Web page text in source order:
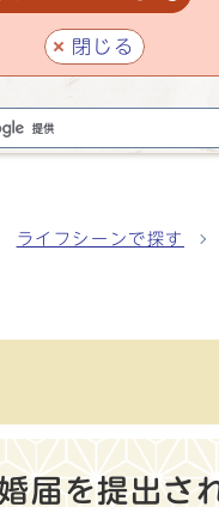
閉じる
ライフシーンで探す
届を提出さ